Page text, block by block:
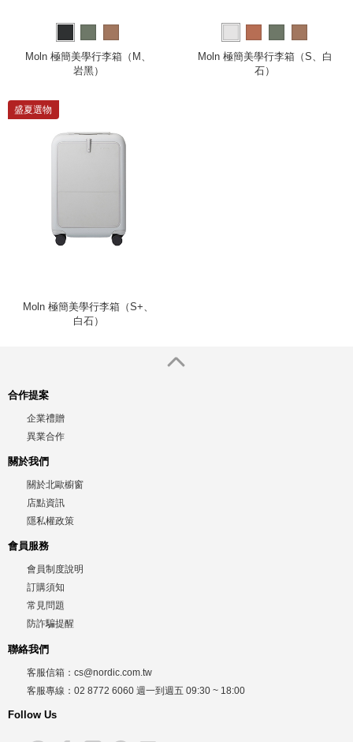
Moln 極簡美學行李箱（M、
岩黑）
Moln 極簡美學行李箱（S、白
石）
盛夏選物
Moln 極簡美學行李箱（S+、
白石）
合作提案
企業禮贈
異業合作
關於我們
關於北歐櫥窗
店點資訊
隱私權政策
會員服務
會員制度說明
訂購須知
常見問題
防詐騙提醒
聯絡我們
客服信箱： cs@nordic.com.tw
客服專線： 02 8772 6060 週一到週五 09:30 ~ 18:00
Follow Us